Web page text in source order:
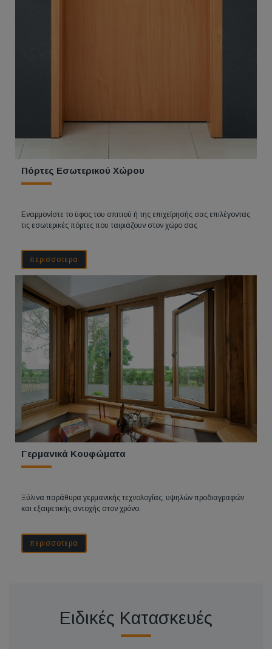
Πόρτες Εσωτερικού Χώρου
Εναρμονίστε το ύφος του σπιτιού ή της επιχείρησής σας επιλέγοντας
τις εσωτερικές πόρτες που ταιριάζουν στον χώρο σας
περισσοτερα
Γερμανικά Κουφώματα
Ξύλινα παράθυρα γερμανικής τεχνολογίας, υψηλών προδιαγραφών
και εξαιρετικής αντοχής στον χρόνο.
περισσοτερα
Ειδικές Κατασκευές